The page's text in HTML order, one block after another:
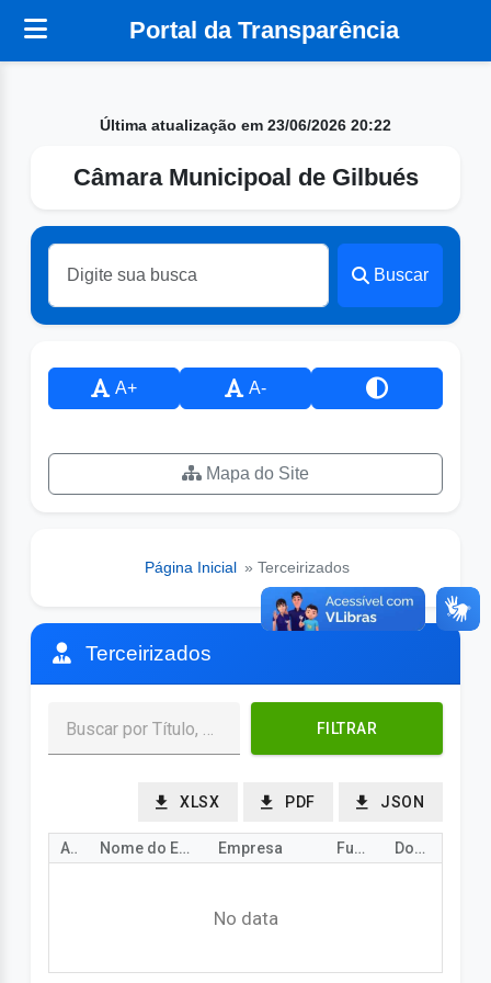
Portal da Transparência
Última atualização em 23/06/2026 20:22
Câmara Municipoal de Gilbués
Buscar
A+ A-
Mapa do Site
Página Inicial » Terceirizados
Terceirizados
FILTRAR
XLSX PDF JSON
Ano Nome do Empregado Empresa Função Documento
No data